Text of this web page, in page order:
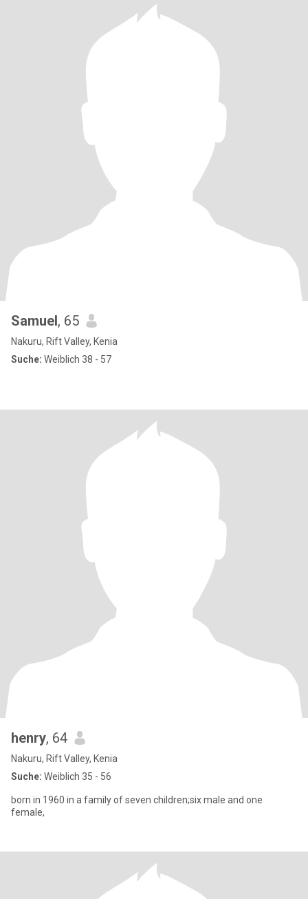
Samuel, 65
Nakuru, Rift Valley, Kenia
Suche: Weiblich 38 - 57
henry, 64
Nakuru, Rift Valley, Kenia
Suche: Weiblich 35 - 56
born in 1960 in a family of seven children;six male and one
female,